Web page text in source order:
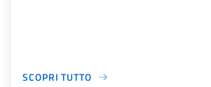
SCOPRI TUTTO